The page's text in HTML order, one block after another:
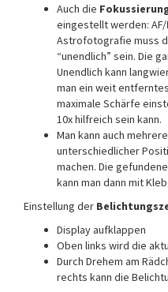
Auch die
eingestellt werden: AF/
Astrofotografie muss
“unendlich” sein. Die
Unendlich kann
man ein weit
maximale Schärfe
10x hilfreich sein kann.
Man kann auch
unterschiedlicher
machen. Die
kann man dann mit
Einstellung der
Display aufklappen
Oben links wird die
Durch Drehem am
rechts kann die